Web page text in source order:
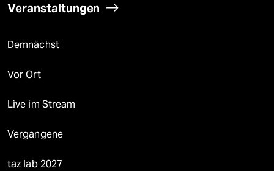
Veranstaltungen
Demnächst
Vor Ort
Live im Stream
Vergangene
taz lab 2027